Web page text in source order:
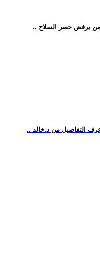
من يرفض حصر السلاح
التفاصيل من د.خالد